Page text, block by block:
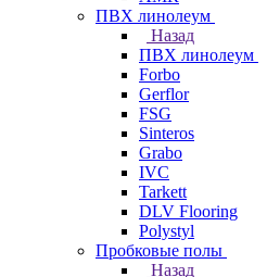
ПВХ линолеум
Назад
ПВХ линолеум
Forbo
Gerflor
FSG
Sinteros
Grabo
IVC
Tarkett
DLV Flooring
Polystyl
Пробковые полы
Назад